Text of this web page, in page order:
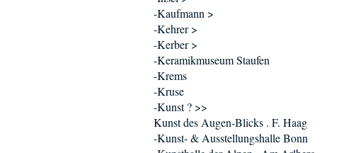
-Kaufmann >
-Kehrer >
-Kerber >
-Keramikmuseum Staufen
-Krems
-Kruse
-Kunst ? >>
Kunst des Augen-Blicks . F. Haag
-Kunst- & Ausstellungshalle Bonn